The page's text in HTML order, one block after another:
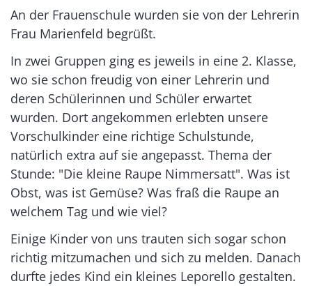
An der Frauenschule wurden sie von der Lehrerin
Frau Marienfeld begrüßt.
In zwei Gruppen ging es jeweils in eine 2. Klasse,
wo sie schon freudig von einer Lehrerin und
deren Schülerinnen und Schüler erwartet
wurden. Dort angekommen erlebten unsere
Vorschulkinder eine richtige Schulstunde,
natürlich extra auf sie angepasst. Thema der
Stunde: "Die kleine Raupe Nimmersatt". Was ist
Obst, was ist Gemüse? Was fraß die Raupe an
welchem Tag und wie viel?
Einige Kinder von uns trauten sich sogar schon
richtig mitzumachen und sich zu melden. Danach
durfte jedes Kind ein kleines Leporello gestalten.